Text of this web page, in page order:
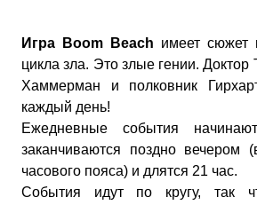
Игра Boom Beach имеет
цикла зла. Это злые гении. Доктор
Хаммерман и полковник
каждый день!
Ежедневные события
заканчиваются поздно вечером
часового пояса) и длятся 21 час.
События идут по кругу, так